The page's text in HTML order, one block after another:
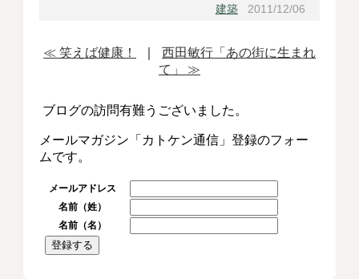
建築2011/12/06
≪ 笑えば健康！
西田敏行「あの街に生まれ
て」 ≫
ブログの訪問有難うございました。
メールマガジン「カトケン通信」登録のフォー
ムです。
メールアドレス
名前（姓）
名前（名）